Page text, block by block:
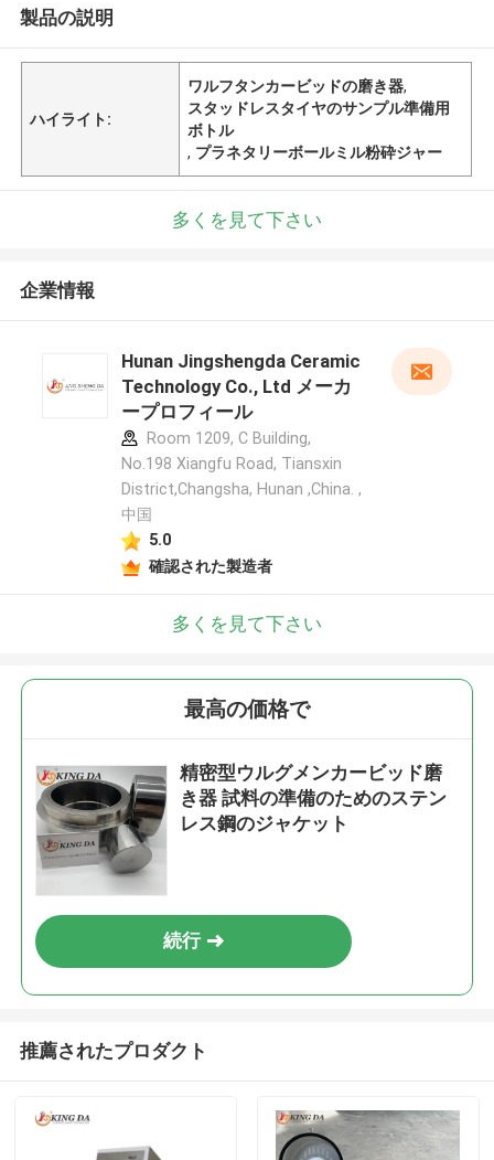
製品の説明
ハイライト:
ワルフタンカービッドの磨き器,
スタッドレスタイヤのサンプル準備用
ボトル
, プラネタリーボールミル粉砕ジャー
多くを見て下さい
企業情報
Hunan Jingshengda Ceramic
Technology Co., Ltd メーカ
ープロフィール
Room 1209, C Building,
No.198 Xiangfu Road, Tiansxin
District,Changsha, Hunan ,China. ,
中国
5.0
確認された製造者
多くを見て下さい
最高の価格で
精密型ウルグメンカービッド磨
き器 試料の準備のためのステン
レス鋼のジャケット
続行
推薦されたプロダクト